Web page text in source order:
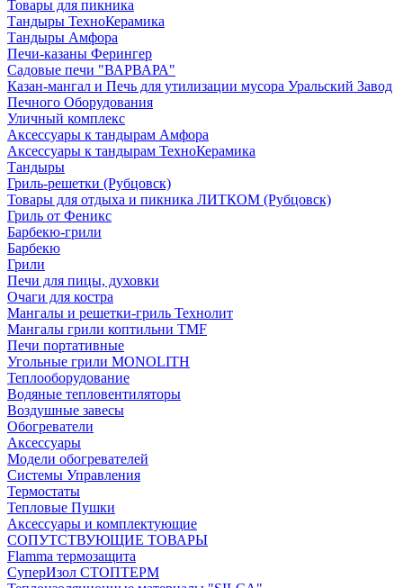
Товары для пикника
Тандыры ТехноКерамика
Тандыры Амфора
Печи-казаны Ферингер
Садовые печи "ВАРВАРА"
Казан-мангал и Печь для утилизации мусора Уральский Завод
Печного Оборудования
Уличный комплекс
Аксессуары к тандырам Амфора
Аксессуары к тандырам ТехноКерамика
Тандыры
Гриль-решетки (Рубцовск)
Товары для отдыха и пикника ЛИТКОМ (Рубцовск)
Гриль от Феникс
Барбекю-грили
Барбекю
Грили
Печи для пицы, духовки
Очаги для костра
Мангалы и решетки-гриль Технолит
Мангалы грили коптильни TMF
Печи портативные
Угольные грили MONOLITH
Теплооборудование
Водяные тепловентиляторы
Воздушные завесы
Обогреватели
Аксессуары
Модели обогревателей
Системы Управления
Термостаты
Тепловые Пушки
Аксессуары и комплектующие
СОПУТСТВУЮЩИЕ ТОВАРЫ
Flamma термозащита
СуперИзол СТОПТЕРМ